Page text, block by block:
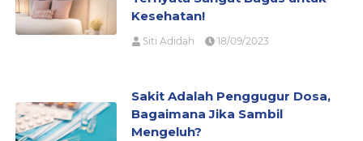
Kesehatan!
Siti Adidah 18/09/2023
Sakit Adalah Penggugur Dosa,
Bagaimana Jika Sambil
Mengeluh?